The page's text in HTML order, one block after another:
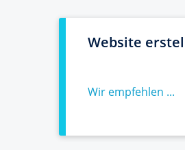
Website
Wir empfehlen ...